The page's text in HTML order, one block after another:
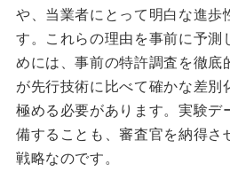
や、当業者にとって明白な進歩
す。これらの理由を事前に予測
めには、事前の特許調査を徹底
が先行技術に比べて確かな差別
極める必要があります。実験デ
備することも、審査官を納得さ
戦略なのです。